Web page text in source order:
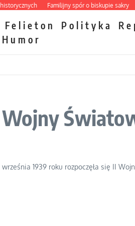
Familijny spór o biskupie sakry
Felieton Polityka
Humor
1939 roku rozpoczęła się II